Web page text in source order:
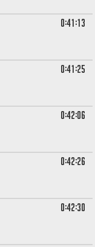
0:41:13
0:41:25
0:42:06
0:42:26
0:42:30